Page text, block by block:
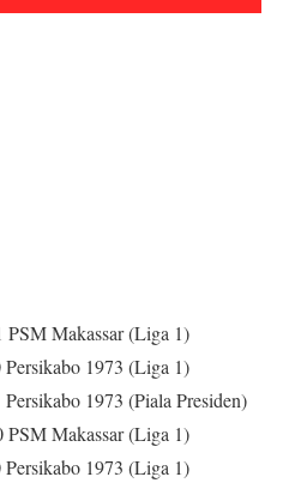
PSM Makassar (Liga 1)
1973 (Liga 1)
1973 (Piala Presiden)
PSM Makassar (Liga 1)
1973 (Liga 1)